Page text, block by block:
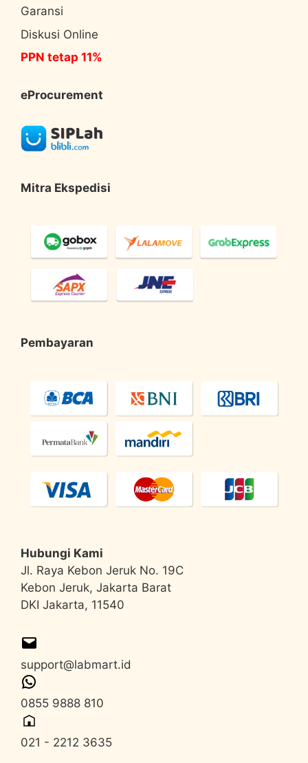
Garansi
Diskusi Online
PPN tetap 11%
eProcurement
Mitra Ekspedisi
Pembayaran
Hubungi Kami
Jl. Raya Kebon Jeruk No. 19C
Kebon Jeruk, Jakarta Barat
DKI Jakarta, 11540
support@labmart.id
0855 9888 810
021 - 2212 3635